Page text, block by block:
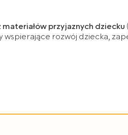
materiałów przyjaznych dziecku
wspierające rozwój dziecka,